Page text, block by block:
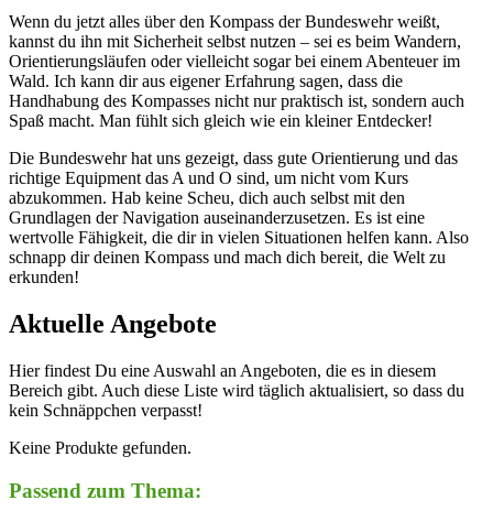
Wenn du jetzt alles über den Kompass der Bundeswehr weißt,
kannst du ihn mit Sicherheit selbst nutzen – sei es beim Wandern,
Orientierungsläufen oder vielleicht sogar bei einem Abenteuer im
Wald. Ich kann dir aus eigener Erfahrung sagen, dass die
Handhabung des Kompasses nicht nur praktisch ist, sondern auch
Spaß macht. Man fühlt sich gleich wie ein kleiner Entdecker!
Die Bundeswehr hat uns gezeigt, dass gute Orientierung und das
richtige Equipment das A und O sind, um nicht vom Kurs
abzukommen. Hab keine Scheu, dich auch selbst mit den
Grundlagen der Navigation auseinanderzusetzen. Es ist eine
wertvolle Fähigkeit, die dir in vielen Situationen helfen kann. Also
schnapp dir deinen Kompass und mach dich bereit, die Welt zu
erkunden!
Aktuelle Angebote
Hier findest Du eine Auswahl an Angeboten, die es in diesem
Bereich gibt. Auch diese Liste wird täglich aktualisiert, so dass du
kein Schnäppchen verpasst!
Keine Produkte gefunden.
Passend zum Thema: